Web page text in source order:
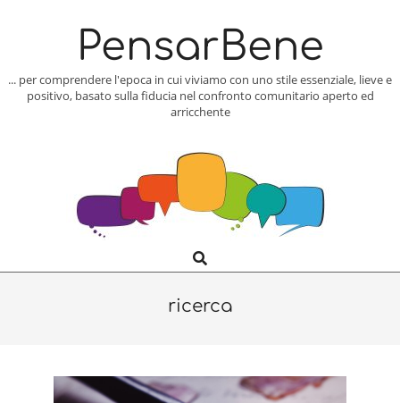
PensarBene
... per comprendere l'epoca in cui viviamo con uno stile essenziale, lieve e
positivo, basato sulla fiducia nel confronto comunitario aperto ed
arricchente
Navigation
Search
ricerca